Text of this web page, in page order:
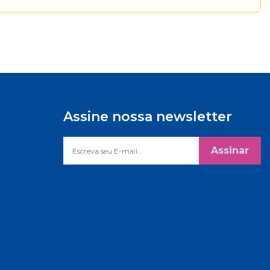
Assine nossa newsletter
Assinar